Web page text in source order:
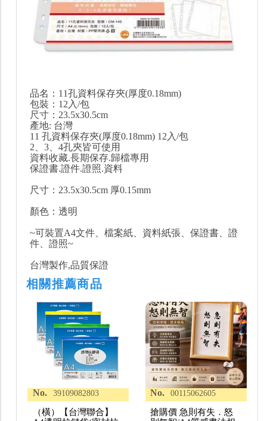
品名：11孔資料保存夾(厚度0.18mm)
包裝：12入/包
尺寸：23.5x30.5cm
產地: 台灣
11 孔資料保存夾(厚度0.18mm) 12入/包
2、3、4孔夾皆可使用
資料收藏.長期保存.歸檔專用
保證書.證件.證照.資料
尺寸：23.5x30.5cm 厚0.15mm
顏色：透明
~可裝置A4文件、檔案紙、資料紙張、保證書、證
件、證照~
台灣製作,品質保證
相關推薦商品
No. 39109082803
（橫）【台灣聯合】
No. 00115062605
搶購價 急則有失．怒